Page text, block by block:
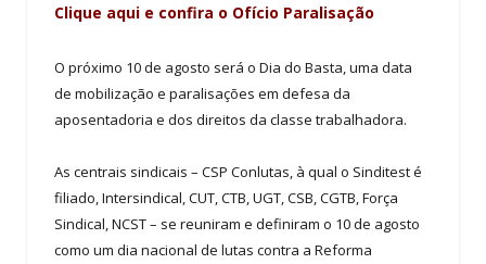
Clique aqui e confira o Ofício Paralisação
O próximo 10 de agosto será o Dia do Basta, uma data
de mobilização e paralisações em defesa da
aposentadoria e dos direitos da classe trabalhadora.
As centrais sindicais – CSP Conlutas, à qual o Sinditest é
filiado, Intersindical, CUT, CTB, UGT, CSB, CGTB, Força
Sindical, NCST – se reuniram e definiram o 10 de agosto
como um dia nacional de lutas contra a Reforma